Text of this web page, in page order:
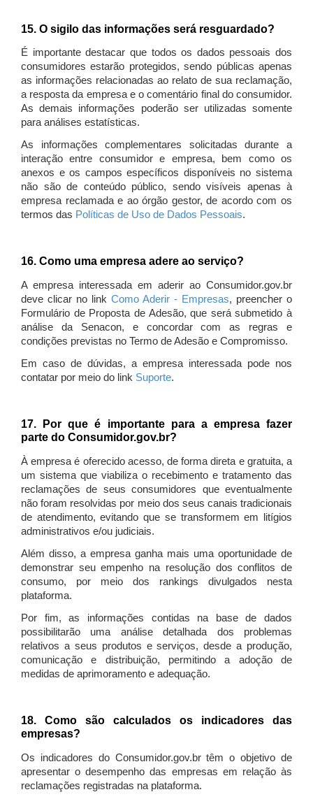
15. O sigilo das informações será resguardado?
É importante destacar que todos os dados pessoais dos
consumidores estarão protegidos, sendo públicas apenas
as informações relacionadas ao relato de sua reclamação,
a resposta da empresa e o comentário final do consumidor.
As demais informações poderão ser utilizadas somente
para análises estatísticas.
As informações complementares solicitadas durante a
interação entre consumidor e empresa, bem como os
anexos e os campos específicos disponíveis no sistema
não são de conteúdo público, sendo visíveis apenas à
empresa reclamada e ao órgão gestor, de acordo com os
termos das Políticas de Uso de Dados Pessoais.
16. Como uma empresa adere ao serviço?
A empresa interessada em aderir ao Consumidor.gov.br
deve clicar no link Como Aderir - Empresas, preencher o
Formulário de Proposta de Adesão, que será submetido à
análise da Senacon, e concordar com as regras e
condições previstas no Termo de Adesão e Compromisso.
Em caso de dúvidas, a empresa interessada pode nos
contatar por meio do link Suporte.
17. Por que é importante para a empresa fazer
parte do Consumidor.gov.br?
À empresa é oferecido acesso, de forma direta e gratuita, a
um sistema que viabiliza o recebimento e tratamento das
reclamações de seus consumidores que eventualmente
não foram resolvidas por meio dos seus canais tradicionais
de atendimento, evitando que se transformem em litígios
administrativos e/ou judiciais.
Além disso, a empresa ganha mais uma oportunidade de
demonstrar seu empenho na resolução dos conflitos de
consumo, por meio dos rankings divulgados nesta
plataforma.
Por fim, as informações contidas na base de dados
possibilitarão uma análise detalhada dos problemas
relativos a seus produtos e serviços, desde a produção,
comunicação e distribuição, permitindo a adoção de
medidas de aprimoramento e adequação.
18. Como são calculados os indicadores das
empresas?
Os indicadores do Consumidor.gov.br têm o objetivo de
apresentar o desempenho das empresas em relação às
reclamações registradas na plataforma.